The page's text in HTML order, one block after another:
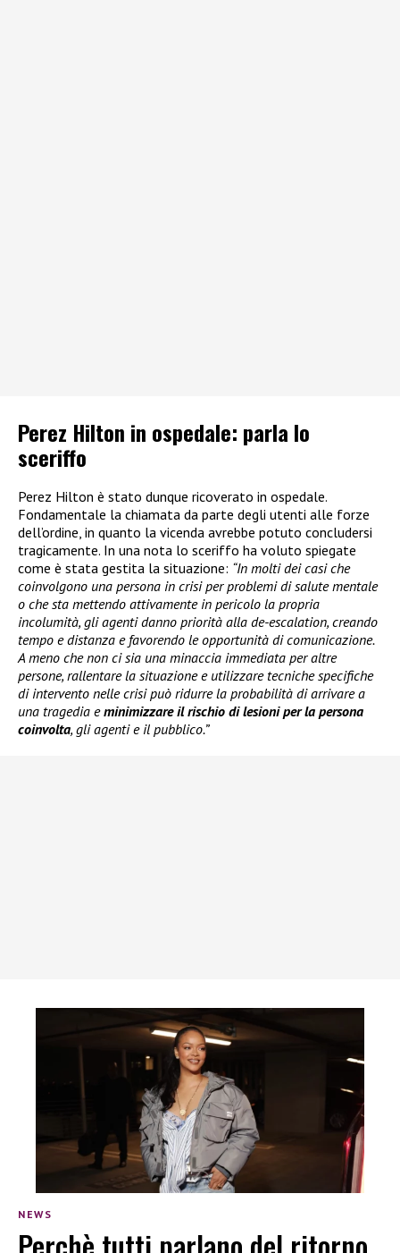
Perez Hilton in ospedale: parla lo
sceriffo
Perez Hilton è stato dunque ricoverato in ospedale.
Fondamentale la chiamata da parte degli utenti alle forze
dell’ordine, in quanto la vicenda avrebbe potuto concludersi
tragicamente. In una nota lo sceriffo ha voluto spiegate
come è stata gestita la situazione: “In molti dei casi che
coinvolgono una persona in crisi per problemi di salute mentale
o che sta mettendo attivamente in pericolo la propria
incolumità, gli agenti danno priorità alla de-escalation, creando
tempo e distanza e favorendo le opportunità di comunicazione.
A meno che non ci sia una minaccia immediata per altre
persone, rallentare la situazione e utilizzare tecniche specifiche
di intervento nelle crisi può ridurre la probabilità di arrivare a
una tragedia eminimizzare il rischio di lesioni per la persona
coinvolta, gli agenti e il pubblico.”
NEWS